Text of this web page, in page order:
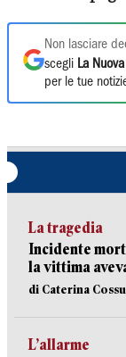
Non lasciare
scegli La
per le tue
La tragedia
Incidente
la vittima
di Caterina Cossu
L’allarme